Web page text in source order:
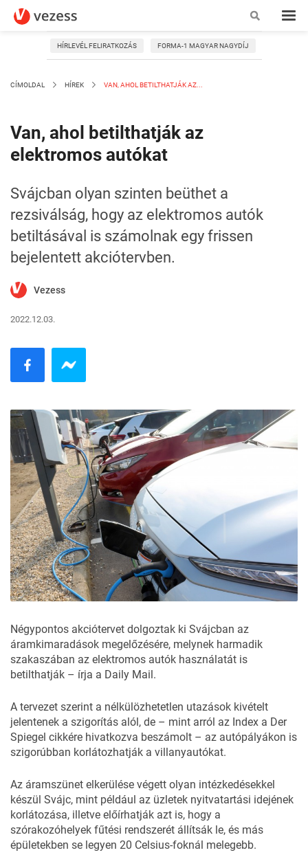
HÍRLEVÉL FELIRATKOZÁS FORMA-1 MAGYAR NAGYDÍJ
CÍMOLDAL HÍREK VAN, AHOL BETILTHATJÁK AZ...
Van, ahol betilthatják az
elektromos autókat
Svájcban olyan szinten beüthet a
rezsiválság, hogy az elektromos autók
betiltásával is számolnak egy frissen
bejelentett akciótervben.
Vezess
2022.12.03.
Négypontos akciótervet dolgoztak ki Svájcban az
áramkimaradások megelőzésére, melynek harmadik
szakaszában az elektromos autók használatát is
betilthatják – írja a Daily Mail.
A tervezet szerint a nélkülözhetetlen utazások kivételt
jelentenek a szigorítás alól, de – mint arról az Index a Der
Spiegel cikkére hivatkozva beszámolt – az autópályákon is
szigorúbban korlátozhatják a villanyautókat.
Az áramszünet elkerülése végett olyan intézkedésekkel
készül Svájc, mint például az üzletek nyitvatartási idejének
korlátozása, illetve előírhatják azt is, hogy a
szórakozóhelyek fűtési rendszerét állítsák le, és más
épületekben se legyen 20 Celsius-foknál melegebb.